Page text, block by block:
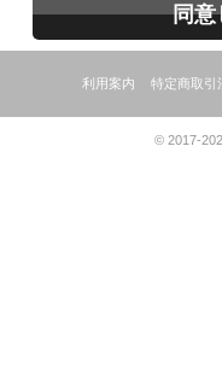
同意
利用案内 特定商取引
© 2017-